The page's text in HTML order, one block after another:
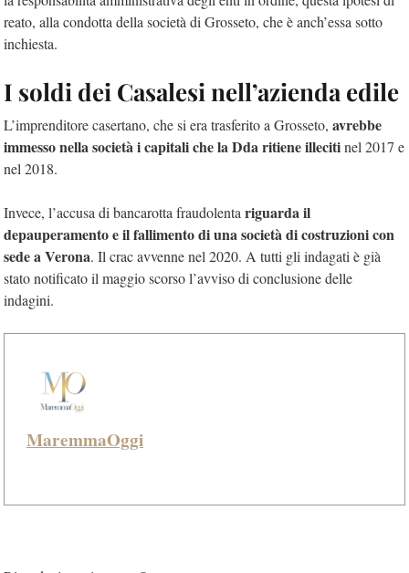
reato, alla condotta della società di Grosseto, che è anch’essa sotto
inchiesta.
I soldi dei Casalesi nell’azienda edile
L’imprenditore casertano, che si era trasferito a Grosseto, avrebbe
immesso nella società i capitali che la Dda ritiene illecitinel 2017 e
nel 2018.
Invece, l’accusa di bancarotta fraudolenta riguarda il
depauperamento e il fallimento di una società di costruzioni con
sede a Verona. Il crac avvenne nel 2020. A tutti gli indagati è già
stato notificato il maggio scorso l’avviso di conclusione delle
indagini.
MaremmaOggi